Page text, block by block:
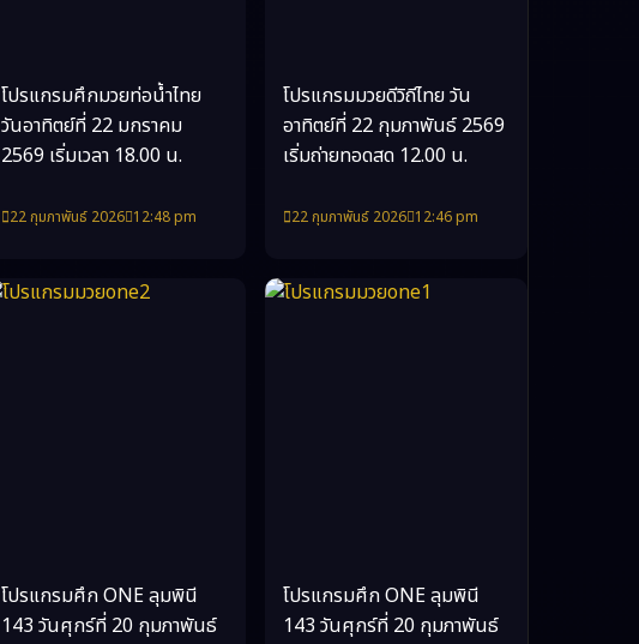
โปรแกรมศึกมวยท่อน้ำไทย
วันอาทิตย์ที่ 22 มกราคม
2569 เริ่มเวลา 18.00 น.
22 กุมภาพันธ์ 2026 12:48 pm
โปรแกรมมวยดีวิถีไทย วัน
อาทิตย์ที่ 22 กุมภาพันธ์ 2569
เริ่มถ่ายทอดสด 12.00 น.
22 กุมภาพันธ์ 2026 12:46 pm
โปรแกรมศึก ONE ลุมพินี
143 วันศุกร์ที่ 20 กุมภาพันธ์
โปรแกรมศึก ONE ลุมพินี
143 วันศุกร์ที่ 20 กุมภาพันธ์